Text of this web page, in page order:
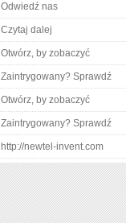
Odwiedź nas
Czytaj dalej
Otwórz, by zobaczyć
Zaintrygowany? Sprawdź
Otwórz, by zobaczyć
Zaintrygowany? Sprawdź
http://newtel-invent.com